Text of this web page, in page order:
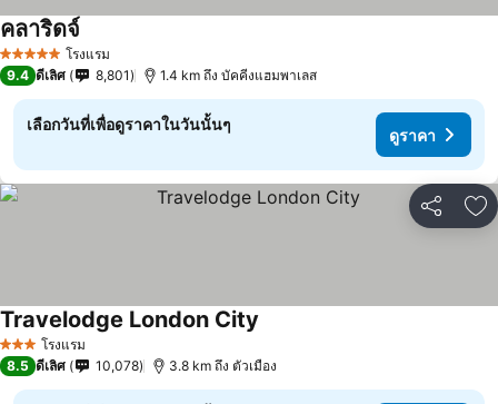
5 ดาว โรงแรม
คลาริดจ์
9.4 ดีเลิศ 8,801 1.4 km ถึง บัคคีงแฮมพาเลส
เลือกวันที่เพื่อดูราคาในวันนั้นๆ
ดูราคา
แชร์ เ
3 ดาว โรงแรม
Travelodge London City
8.5 ดีเลิศ 10,078 3.8 km ถึง ตัวเมือง